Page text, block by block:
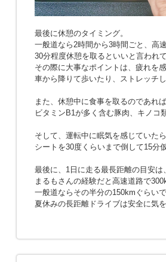
最後に休憩のタイミング。
一般道なら2時間から3時間ごと、高
30分程度休憩を取るといいと言われて
その際に大事なポイントは、疲れを
車から降りて歩いたり、ストレッチ
また、休憩中に食事を取るのであれ
ビタミンB1が多く含む豚肉、キノコ
そして、運転中に眠気を感じていた
シートを30度くらいまで倒して15分
最後に、1日に走る最長距離の目安は、
まるもさんの経験だと高速道路で
一般道ならその半分の150kmぐらい
夏休みの長距離ドライブは安全に気